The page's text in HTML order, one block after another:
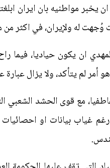
يخبر مواطنيه بان ايران
وُجهت له ولإيران، في اكثر
ان يكون حياديا، فيما
أمر لم يتأكد، ولا يزال
مع قوى الحشد
رغم غياب بيانات او